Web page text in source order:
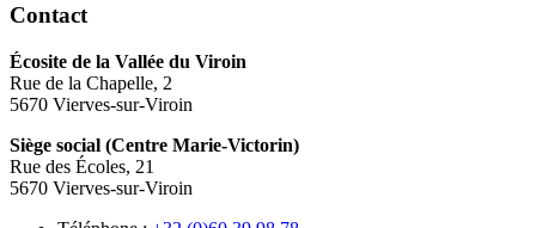
Contact
Écosite de la Vallée du Viroin
Rue de la Chapelle, 2
5670 Vierves-sur-Viroin
Siège social (Centre Marie-Victorin)
Rue des Écoles, 21
5670 Vierves-sur-Viroin